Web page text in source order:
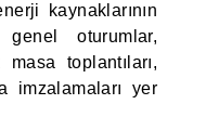
kaynaklarının
genel oturumlar,
toplantıları,
imzalamaları yer